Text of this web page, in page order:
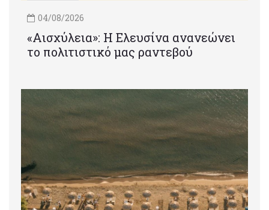
04/08/2026
«Αισχύλεια»: Η Ελευσίνα ανανεώνει
το πολιτιστικό μας ραντεβού